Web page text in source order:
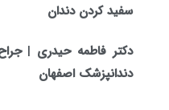
سفید کردن دندان
دکتر فاطمه حیدری |
دندانپزشک اصفهان